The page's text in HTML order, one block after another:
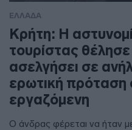
ΕΛΛΑΔΑ
Κρήτη: Η
τουρίστας
ασελγήσει σε
ερωτική πρόταση
εργαζόμενη
Ο άνδρας φέρεται να ήταν